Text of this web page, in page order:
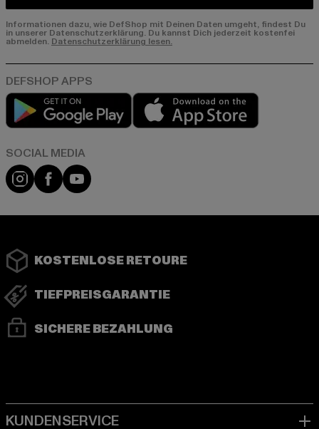
Informationen dazu, wie DefShop mit Deinen Daten umgeht, findest Du
in unserer Datenschutzerklärung. Du kannst Dich jederzeit kostenfei
abmelden. Datenschutzerklärung lesen.
Play market
Instagram
FacebookYouTube
KOSTENLOSE RETOURE
TIEFPREISGARANTIE
SICHERE BEZAHLUNG